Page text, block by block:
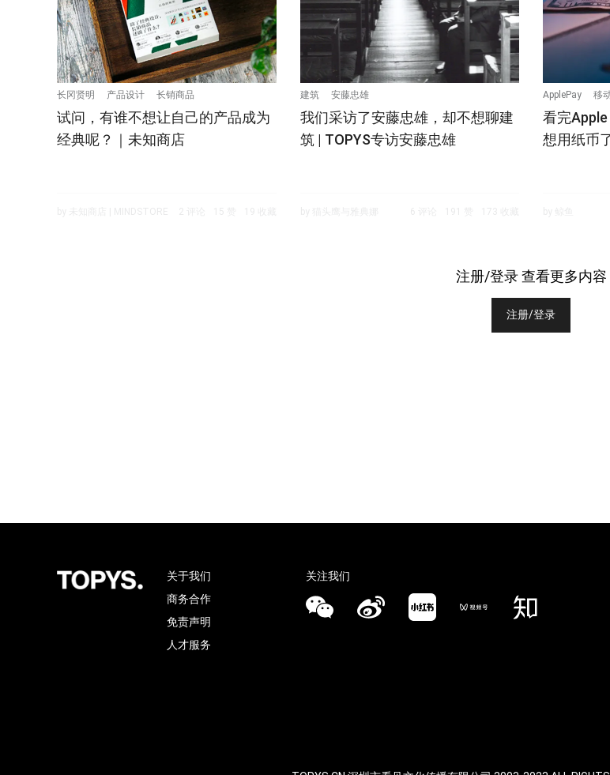
长冈贤明 产品设计 长销商品
试问，有谁不想让自己的产品成为
经典呢？｜未知商店
建筑 安藤忠雄
我们采访了安藤忠雄，却不想聊建
筑 | TOPYS专访安藤忠雄
ApplePay 移
看完
想用纸币
注册/登录 查看更多内容
注册/登录
关于我们
商务合作
免责声明
人才服务
关注我们